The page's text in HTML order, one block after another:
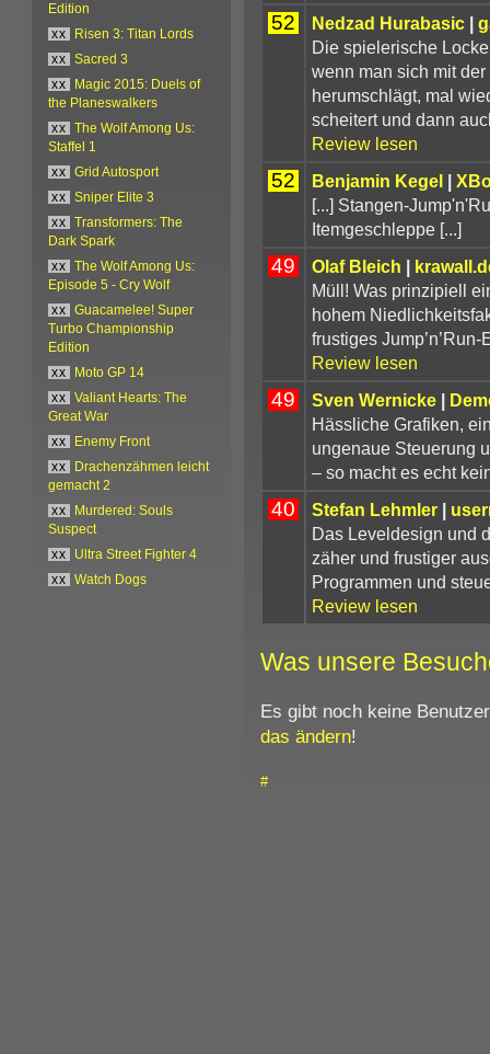
52 Nedzad Hurabasic|
Die spielerische
wenn man sich mit
herumschlägt, mal
scheitert und dann
Review lesen
52 Benjamin Kegel|
[...] Stangen-
Itemgeschleppe [...]
49 Olaf Bleich |
Müll! Was prinzipiell
hohem
frustiges
Review lesen
49 Sven Wernicke|
Hässliche Grafiken,
ungenaue Steuerung
– so macht es echt
40 Stefan Lehmler|
Das Leveldesign und
zäher und frustiger
Programmen und
Review lesen
Was unsere
Es gibt noch keine
das ändern!
#
Edition
xx
Risen 3: Titan Lords
xx
Sacred 3
xx
Magic 2015: Duels of
the Planeswalkers
xx
The Wolf Among Us:
Staffel 1
xx
Grid Autosport
xx
Sniper Elite 3
xx
Transformers: The
Dark Spark
xx
The Wolf Among Us:
Episode 5 - Cry Wolf
xx
Guacamelee! Super
Turbo Championship
Edition
xx
Moto GP 14
xx
Valiant Hearts: The
Great War
xx
Enemy Front
xx
Drachenzähmen leicht
gemacht 2
xx
Murdered: Souls
Suspect
xx
Ultra Street Fighter 4
xx
Watch Dogs